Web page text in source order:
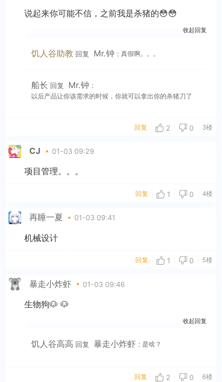
说起来你可能不信，之前我是杀猪的😳😳
收起回复
饥人谷助教 回复 Mr.钟 : 真假啊。。。
船长 回复 Mr.钟 :
以后产品让你该需求的时候，你就可以拿出你的杀猪刀了
回复 2 0 3楼
CJ 01-03 09:29
项目管理。。。
回复 1 0 4楼
再睡一夏 01-03 09:41
机械设计
回复 1 0 5楼
暴走小炸虾 01-03 09:46
生物狗🐶 🐶
收起回复
饥人谷高高 回复 暴走小炸虾 : 是啥？
回复 2 0 6楼